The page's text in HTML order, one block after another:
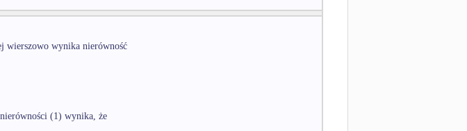
wierszowo wynika nierówność
(1) wynika, że